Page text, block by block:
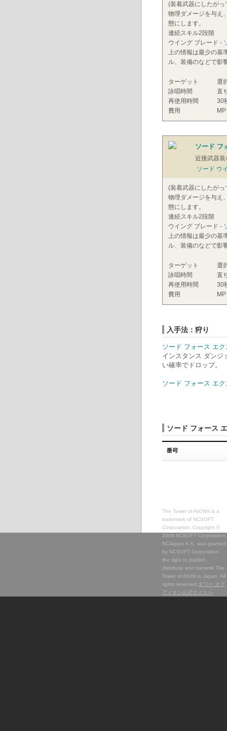
(装着武器にしたが
物理ダメージを与え
態にします。
連続スキル2段階
ウイング ブレード -
上の情報は最少の基
ル、装備のなどで影
ターゲット
選
詠唱時間
直
再使用時間
30
費用
ソード フ
近接武器
ソード ウ
(装着武器にしたが
物理ダメージを与え
態にします。
連続スキル2段階
ウイング ブレード -
上の情報は最少の基
ル、装備のなどで影
ターゲット
選
詠唱時間
直
再使用時間
30
費用
入手法：狩り
ソード フォース エ
インスタンス ダンジ
い確率でドロップ。
ソード フォース エ
ソード フォース
The Tower of AION® is a
trademark of NCSOFT
Corporation. Copyright ©
2009 NCSOFT Corporation.
NCJapan K.K. was granted
by NCSOFT Corporation
the right to publish,
distribute and transmit The
Tower of AION in Japan. All
rights reserved. タワー オブ
アイオン公式サイトへ